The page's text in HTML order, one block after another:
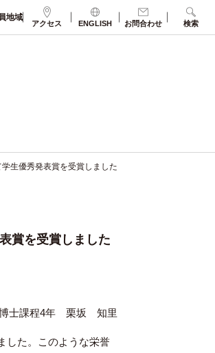
地域
アクセス ENGLISH お問合わせ 検索
生優秀発表賞を受賞しました
賞を受賞しました
博士課程4年 栗坂 知里
した。このような栄誉